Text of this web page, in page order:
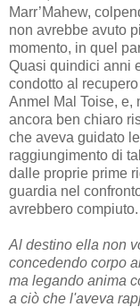
Marr’Mahew,
non avrebbe avuto
momento, in quel
Quasi quindici anni
condotto al
Anmel Mal Toise, e,
ancora ben chiaro
che aveva guidato
raggiungimento di
dalle proprie prime
guardia nel
avrebbero compiuto.
Al destino ella non
concedendo corpo
ma legando anima
a ciò che l'aveva